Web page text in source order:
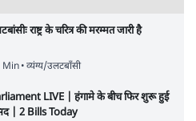
राष्ट्र के चरित्र की मरम्मत जारी है
Min• व्यंग्य/उलटबाँसी
LIVE | हंगामे के बीच फिर शुरू हुई
| 2 Bills Today